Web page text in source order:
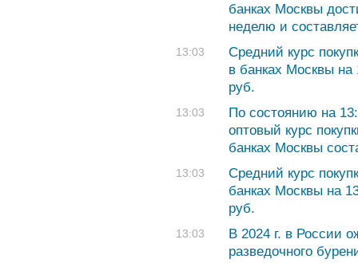
банках Москвы
неделю и
13:03
Cредний курс
в банках Москвы на
руб.
13:03
По состоянию на
оптовый курс
банках Москвы
13:03
Cредний курс
банках Москвы на
руб.
13:03
В 2024 г. в России
разведочного